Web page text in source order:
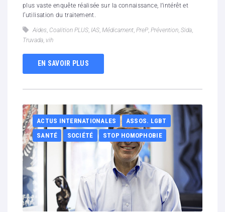
plus vaste enquête réalisée sur la connaissance, l’intérêt et
l‘utilisation du traitement.
Aides Coalition PLUS IAS Médicament PreP Prévention Sida
Truvada vih
EN SAVOIR PLUS
ACTUS INTERNATIONALES
ASSOS. LGBT
SANTÉ
SOCIÉTÉ STOP HOMOPHOBIE